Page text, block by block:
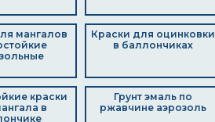
мангалов
Краски для оцинковки
в баллончиках
краски
в
Грунт эмаль по
ржавчине аэрозоль